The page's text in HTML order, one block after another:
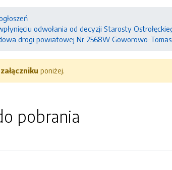
odwołania od decyzji Starosty
drogi powiatowej Nr 2568W Goworowo-
załączniku poniżej.
pobrania